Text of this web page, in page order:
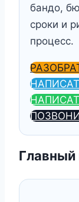
бандо,
сроки и
процесс.